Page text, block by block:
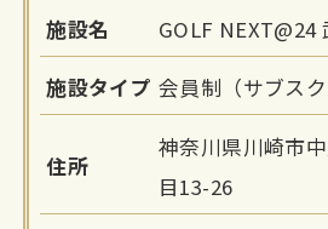
施設名 GOLF NEXT@24
施設タイプ 会員制（サブスク
住所
神奈川県川崎市
目13-26